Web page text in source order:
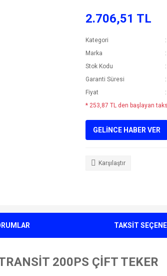
2.706,51 TL
Kategori
Marka
Stok Kodu
Garanti Süresi
Fiyat
* 253,87 TL den başlayan
GELİNCE HABER VER
Karşılaştır
TAKSİT
200PS ÇİFT TEKER